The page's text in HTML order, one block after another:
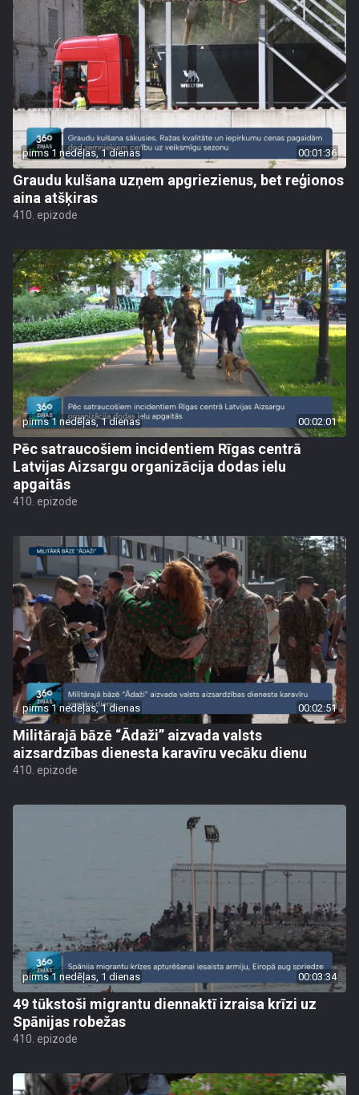
pirms 1 nedēļas, 1 dienas 00:01:36
Graudu kulšana uzņem apgriezienus, bet reģionos
aina atšķiras
410. epizode
pirms 1 nedēļas, 1 dienas 00:02:01
Pēc satraucošiem incidentiem Rīgas centrā
Latvijas Aizsargu organizācija dodas ielu
apgaitās
410. epizode
pirms 1 nedēļas, 1 dienas 00:02:51
Militārajā bāzē “Ādaži” aizvada valsts
aizsardzības dienesta karavīru vecāku dienu
410. epizode
pirms 1 nedēļas, 1 dienas 00:03:34
49 tūkstoši migrantu diennaktī izraisa krīzi uz
Spānijas robežas
410. epizode